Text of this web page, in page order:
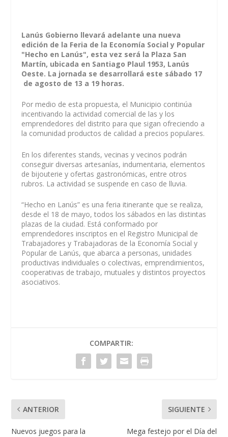
Lanús Gobierno llevará adelante una nueva
edición de la Feria de la Economía Social y Popular
"Hecho en Lanús", esta vez será la Plaza San
Martín, ubicada en Santiago Plaul 1953, Lanús
Oeste. La jornada se desarrollará este sábado 17
de agosto de 13 a 19 horas.
Por medio de esta propuesta, el Municipio continúa
incentivando la actividad comercial de las y los
emprendedores del distrito para que sigan ofreciendo a
la comunidad productos de calidad a precios populares.
En los diferentes stands, vecinas y vecinos podrán
conseguir diversas artesanías, indumentaria, elementos
de bijouterie y ofertas gastronómicas, entre otros
rubros. La actividad se suspende en caso de lluvia.
“Hecho en Lanús” es una feria itinerante que se realiza,
desde el 18 de mayo, todos los sábados en las distintas
plazas de la ciudad. Está conformado por
emprendedores inscriptos en el Registro Municipal de
Trabajadores y Trabajadoras de la Economía Social y
Popular de Lanús, que abarca a personas, unidades
productivas individuales o colectivas, emprendimientos,
cooperativas de trabajo, mutuales y distintos proyectos
asociativos.
COMPARTIR:
ANTERIOR
Nuevos juegos para la
SIGUIENTE
Mega festejo por el Día del